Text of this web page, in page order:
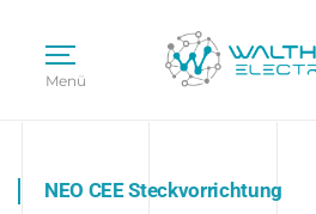
Menü
NEO CEE Steckvorrichtung